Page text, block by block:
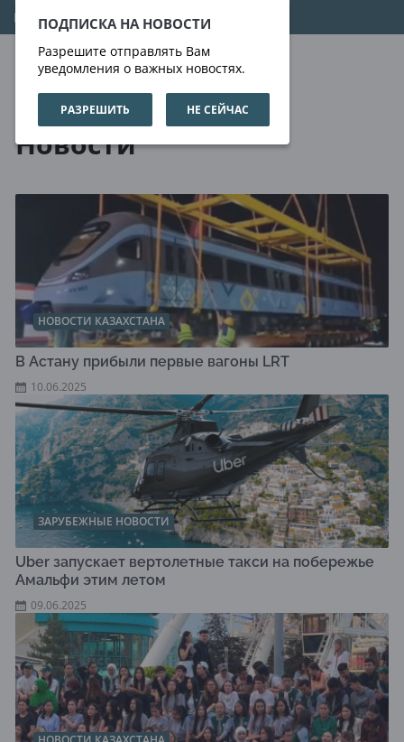
ПОДПИСКА НА НОВОСТИ
Разрешите отправлять Вам
уведомления о важных новостях.
РАЗРЕШИТЬ НЕ СЕЙЧАС
07.08.2026 13:49:41
Новости
Новости
НОВОСТИ КАЗАХСТАНА
В Астану прибыли первые вагоны LRT
10.06.2025
ЗАРУБЕЖНЫЕ НОВОСТИ
Uber запускает вертолетные такси на побережье
Амальфи этим летом
09.06.2025